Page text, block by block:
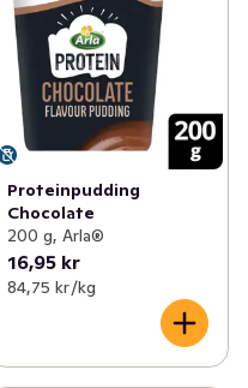
Proteinpudding
Chocolate
200 g, Arla®
16,95 kr
84,75 kr /kg